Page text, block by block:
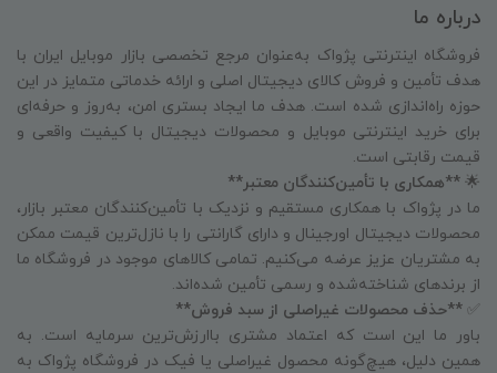
درباره ما
فروشگاه اینترنتی پژواک به‌عنوان مرجع تخصصی بازار موبایل ایران با
هدف تأمین و فروش کالای دیجیتال اصلی و ارائه خدماتی متمایز در این
حوزه راه‌اندازی شده است. هدف ما ایجاد بستری امن، به‌روز و حرفه‌ای
برای خرید اینترنتی موبایل و محصولات دیجیتال با کیفیت واقعی و
قیمت رقابتی است.
🌟 **همکاری با تأمین‌کنندگان معتبر**
ما در پژواک با همکاری مستقیم و نزدیک با تأمین‌کنندگان معتبر بازار،
محصولات دیجیتال اورجینال و دارای گارانتی را با نازل‌ترین قیمت ممکن
به مشتریان عزیز عرضه می‌کنیم. تمامی کالاهای موجود در فروشگاه ما
از برندهای شناخته‌شده و رسمی تأمین شده‌اند.
✅ **حذف محصولات غیراصلی از سبد فروش**
باور ما این است که اعتماد مشتری باارزش‌ترین سرمایه است. به
همین دلیل، هیچ‌گونه محصول غیراصلی یا فیک در فروشگاه پژواک به